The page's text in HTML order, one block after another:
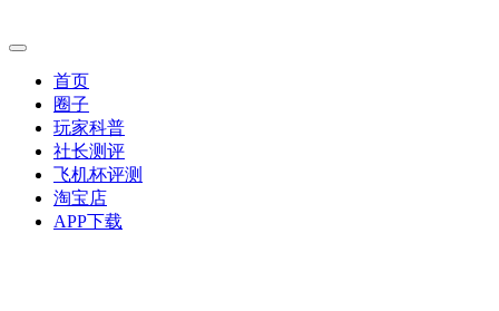
首页
圈子
玩家科普
社长测评
飞机杯评测
淘宝店
APP下载